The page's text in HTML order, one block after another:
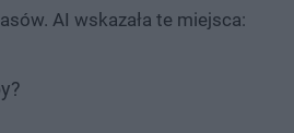
AI wskazała te miejsca: